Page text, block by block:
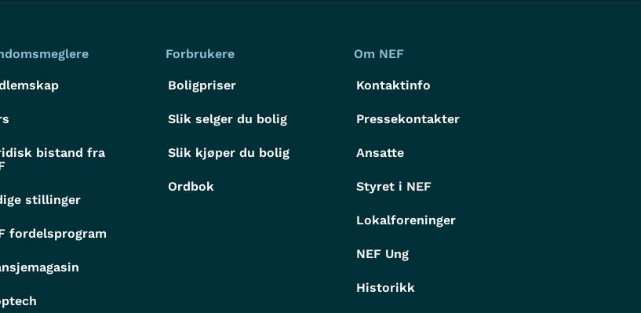
bistand fra
stillinger
fordelsprogram
Forbrukere
Boligpriser
Slik selger du bolig
Slik kjøper du bolig
Ordbok
Om NEF
Kontaktinfo
Pressekontakter
Ansatte
Styret i NEF
Lokalforeninger
NEF Ung
Historikk